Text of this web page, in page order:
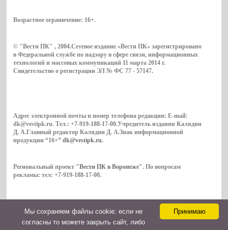
Возрастное ограничение: 16+.
© "Вести ПК" , 2004.Сетевое издание «Вести ПК» зарегистрировано
в Федеральной службе по надзору в сфере связи, информационных
технологий и массовых коммуникаций 11 марта 2014 г.
Свидетельство о регистрации ЭЛ № ФС 77 - 57147.
Адрес электронной почты и номер телефона редакции: E-mail:
dk@vestipk.ru. Тел.: +7-919-188-17-00.Учредитель издания Калядин
Д. А.Главный редактор Калядин Д. А.Знак информационной
продукции “16+”dk@vestipk.ru.
Региональный проект "Вести ПК в Воронеже". По вопросам
рекламы: тел: +7-919-188-17-00.
Copyright © 2026. ВестиПК в Воронеже
Контакты
Принимаю
Мы cохраняем файлы cookie: если не
согласны то можете закрыть сайт, либо